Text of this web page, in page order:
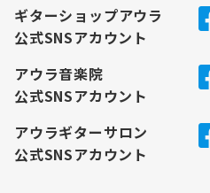
ギターショップアウラ
公式SNSアカウント
アウラ音楽院
公式SNSアカウント
アウラギターサロン
公式SNSアカウント